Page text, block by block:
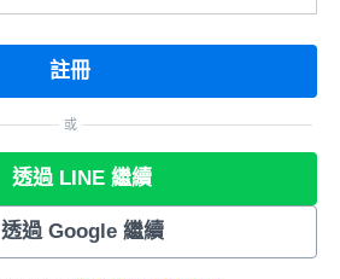
註冊
或
透過 LINE 繼續
透過 Google 繼續